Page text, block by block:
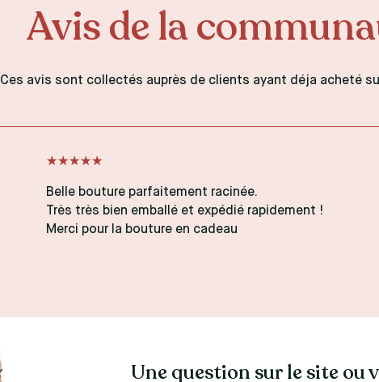
Avis de la
Ces avis sont collectés auprès de clients ayant déja acheté
Belle bouture parfaitement racinée.
Très très bien emballé et expédié rapidement !
Merci pour la bouture en cadeau
Une question sur le site ou